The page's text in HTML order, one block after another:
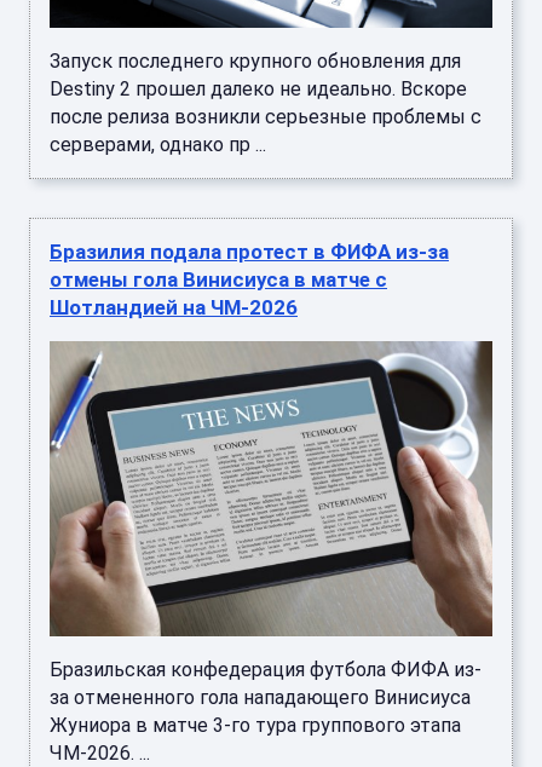
Запуск последнего крупного обновления для
Destiny 2 прошел далеко не идеально. Вскоре
после релиза возникли серьезные проблемы с
серверами, однако пр ...
Бразилия подала протест в ФИФА из-за
отмены гола Винисиуса в матче с
Шотландией на ЧМ-2026
Бразильская конфедерация футбола ФИФА из-
за отмененного гола нападающего Винисиуса
Жуниора в матче 3-го тура группового этапа
ЧМ-2026. ...